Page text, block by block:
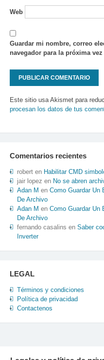
Web
Guardar mi nombre, correo
navegador para la próxima
Este sitio usa Akismet para
procesan los datos de tus
Comentarios recientes
roberten Habilitar CMD
jair lopez en No se abren
Adan M en Como Guardar Un
De Archivo
Adan M en Como Guardar Un
De Archivo
fernando casalins en Saber
Inverter
LEGAL
Términos y condiciones
Política de privacidad
Contactenos